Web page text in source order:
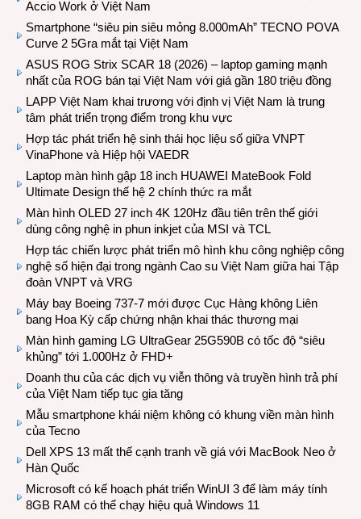
Accio Work ở Việt Nam
Smartphone “siêu pin siêu mỏng 8.000mAh” TECNO POVA
Curve 2 5Gra mắt tại Việt Nam
ASUS ROG Strix SCAR 18 (2026) – laptop gaming mạnh
nhất của ROG bán tại Việt Nam với giá gần 180 triệu đồng
LAPP Việt Nam khai trương với định vị Việt Nam là trung
tâm phát triển trọng điểm trong khu vực
Hợp tác phát triển hệ sinh thái học liệu số giữa VNPT
VinaPhone và Hiệp hội VAEDR
Laptop màn hình gập 18 inch HUAWEI MateBook Fold
Ultimate Design thế hệ 2 chính thức ra mắt
Màn hình OLED 27 inch 4K 120Hz đầu tiên trên thế giới
dùng công nghệ in phun inkjet của MSI và TCL
Hợp tác chiến lược phát triển mô hình khu công nghiệp công
nghệ số hiện đại trong ngành Cao su Việt Nam giữa hai Tập
đoàn VNPT và VRG
Máy bay Boeing 737-7 mới được Cục Hàng không Liên
bang Hoa Kỳ cấp chứng nhận khai thác thương mại
Màn hình gaming LG UltraGear 25G590B có tốc độ “siêu
khủng” tới 1.000Hz ở FHD+
Doanh thu của các dịch vụ viễn thông và truyền hình trả phí
của Việt Nam tiếp tục gia tăng
Mẫu smartphone khái niệm không có khung viền màn hình
của Tecno
Dell XPS 13 mất thế cạnh tranh về giá với MacBook Neo ở
Hàn Quốc
Microsoft có kế hoạch phát triển WinUI 3 để làm máy tính
8GB RAM có thể chạy hiệu quả Windows 11